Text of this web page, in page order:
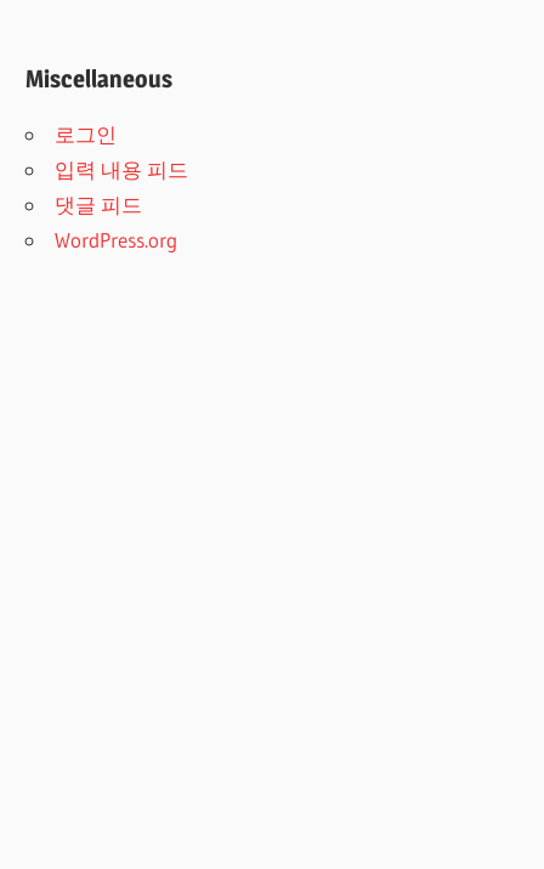
Miscellaneous
로그인
입력 내용 피드
댓글 피드
WordPress.org